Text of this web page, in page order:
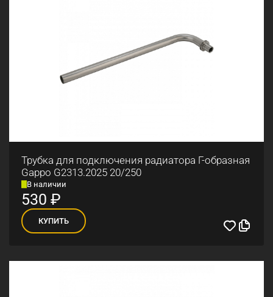
Трубка для подключения радиатора Г-образная
Gappo G2313.2025 20/250
В наличии
530 ₽
КУПИТЬ